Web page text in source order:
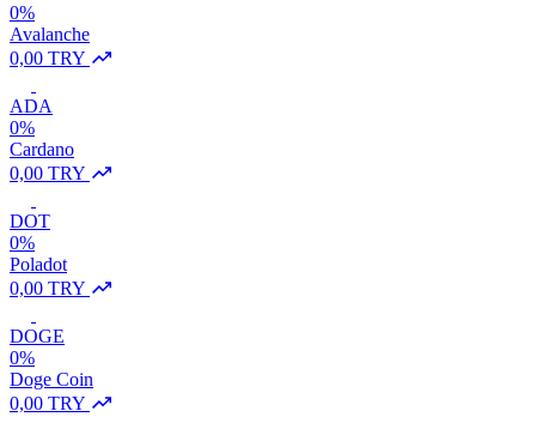
0%
Avalanche
0,00 TRY
ADA
0%
Cardano
0,00 TRY
DOT
0%
Poladot
0,00 TRY
DOGE
0%
Doge Coin
0,00 TRY